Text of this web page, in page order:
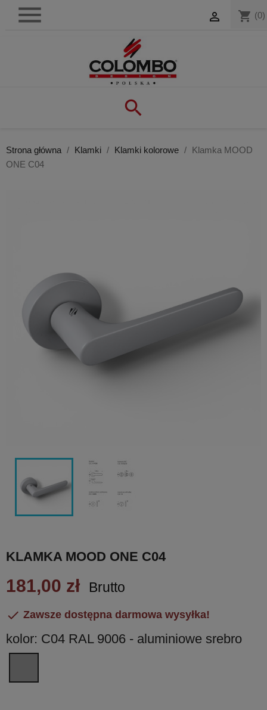
shopping_cart (0)



Strona główna Klamki Klamki kolorowe
Klamka MOOD
ONE C04
KLAMKA MOOD ONE C04
181,00 zł Brutto
 Zawsze dostępna darmowa wysyłka!
kolor: C04 RAL 9006 - aluminiowe srebro